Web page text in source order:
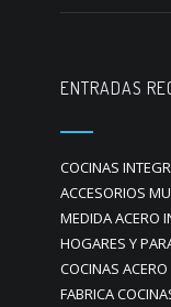
ENTRADAS
COCINAS
ACCESORIOS
MEDIDA ACERO
HOGARES Y
COCINAS
FABRICA